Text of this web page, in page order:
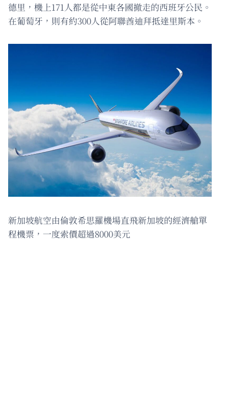
德里，機上171人都是從中東各國撤走的西班牙公民。
在葡萄牙，則有約300人從阿聯酋迪拜抵達里斯本。
新加坡航空由倫敦希思羅機場直飛新加坡的經濟艙單
程機票，一度索價超過8000美元